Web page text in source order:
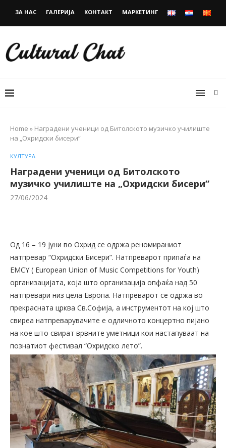
ЗА НАС ГАЛЕРИЈА КОНТАКТ МАРКЕТИНГ
Home » Наградени ученици од Битолското музичко училиште
на „Охридски бисери“
КУЛТУРА
Наградени ученици од Битолското
музичко училиште на „Охридски бисери“
27/06/2024
Од 16 – 19 јуни во Охрид се одржа реномираниот
натпревар “Охридски Бисери”. Натпреварот припаѓа на
EMCY ( European Union of Music Competitions for Youth)
организацијата, која што организација опфаќа над 50
натпревари низ цела Европа. Натпреварот се одржа во
прекрасната црква Св.Софија, а инструментот на кој што
свиреа натпреварувачите е одличното концертно пијано
на кое што свират врвните уметници кои настапуваат на
познатиот фестивал “Охридско лето”.